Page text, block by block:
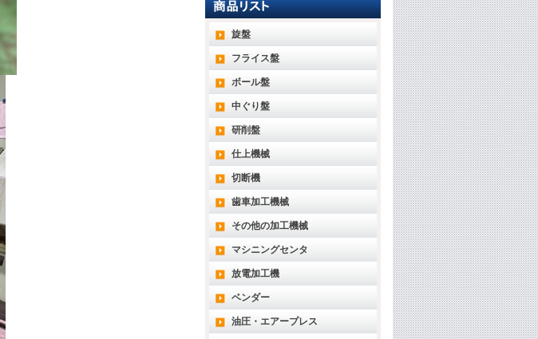
旋盤
フライス盤
ボール盤
中ぐり盤
研削盤
仕上機械
切断機
歯車加工機械
その他の加工機械
マシニングセンタ
放電加工機
ベンダー
油圧・エアープレス